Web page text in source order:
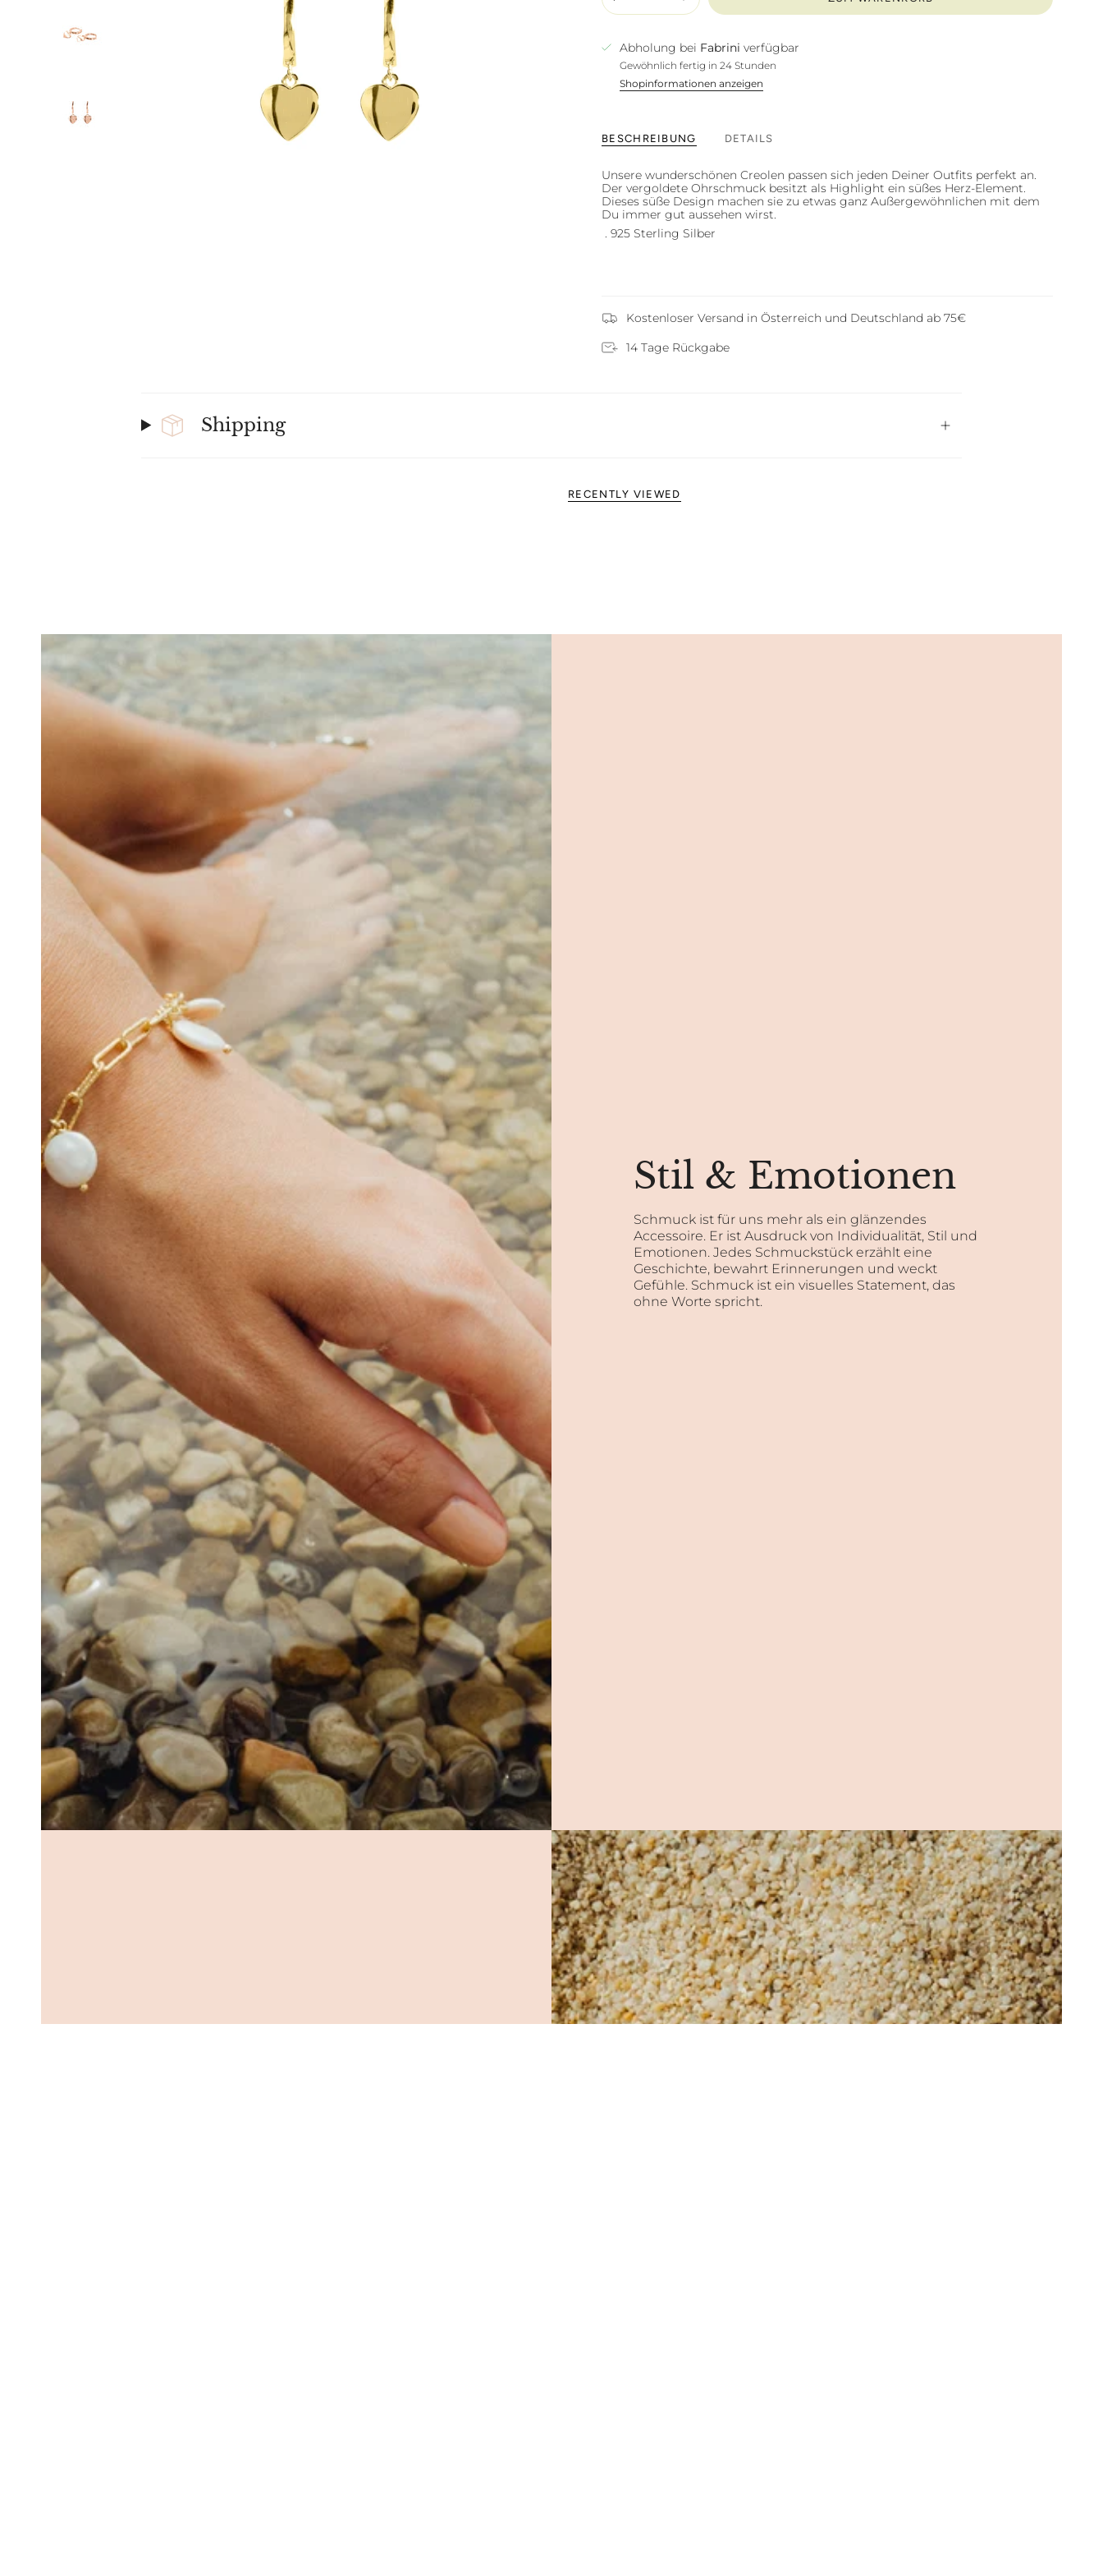
Abholung bei Fabrini verfügbar
Gewöhnlich fertig in 24 Stunden
Shopinformationen anzeigen
BESCHREIBUNG DETAILS
Unsere wunderschönen Creolen passen sich jeden Deiner Outfits perfekt an.
Der vergoldete Ohrschmuck besitzt als Highlight ein süßes Herz-Element.
Dieses süße Design machen sie zu etwas ganz Außergewöhnlichen mit dem
Du immer gut aussehen wirst.
. 925 Sterling Silber
Kostenloser Versand in Österreich und Deutschland ab 75€
14 Tage Rückgabe
Shipping
RECENTLY VIEWED
Stil & Emotionen
Schmuck ist für uns mehr als ein glänzendes
Accessoire. Er ist Ausdruck von Individualität, Stil und
Emotionen. Jedes Schmuckstück erzählt eine
Geschichte, bewahrt Erinnerungen und weckt
Gefühle. Schmuck ist ein visuelles Statement, das
ohne Worte spricht.